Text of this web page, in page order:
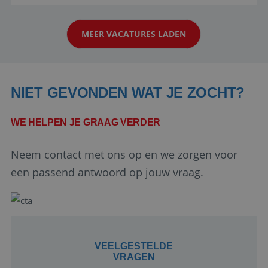
werken: of het nu gaat om vragen ...
MEER VACATURES LADEN
NIET GEVONDEN WAT JE ZOCHT?
WE HELPEN JE GRAAG VERDER
Neem contact met ons op en we zorgen voor
een passend antwoord op jouw vraag.
VEELGESTELDE
VRAGEN
Google Privacy Policy